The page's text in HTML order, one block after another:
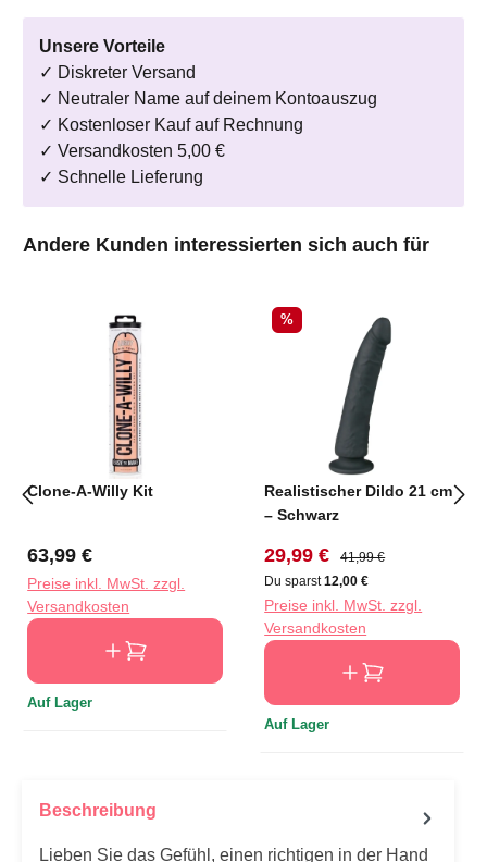
Unsere Vorteile
✓ Diskreter Versand
✓ Neutraler Name auf deinem Kontoauszug
✓ Kostenloser Kauf auf Rechnung
✓ Versandkosten 5,00 €
✓ Schnelle Lieferung
Produktgalerie überspringen
Andere Kunden interessierten sich auch für
Clone-A-Willy Kit
Regulärer Preis:
63,99 €
Preise inkl. MwSt. zzgl.
Versandkosten
Auf Lager
Rabatt
%
Realistischer Dildo 21 cm
– Schwarz
Verkaufspreis:
29,99 € Regulärer Preis:
41,99 €
Du sparst12,00 €
Preise inkl. MwSt. zzgl.
Versandkosten
Auf Lager
Beschreibung
Lieben Sie das Gefühl, einen richtigen in der Hand